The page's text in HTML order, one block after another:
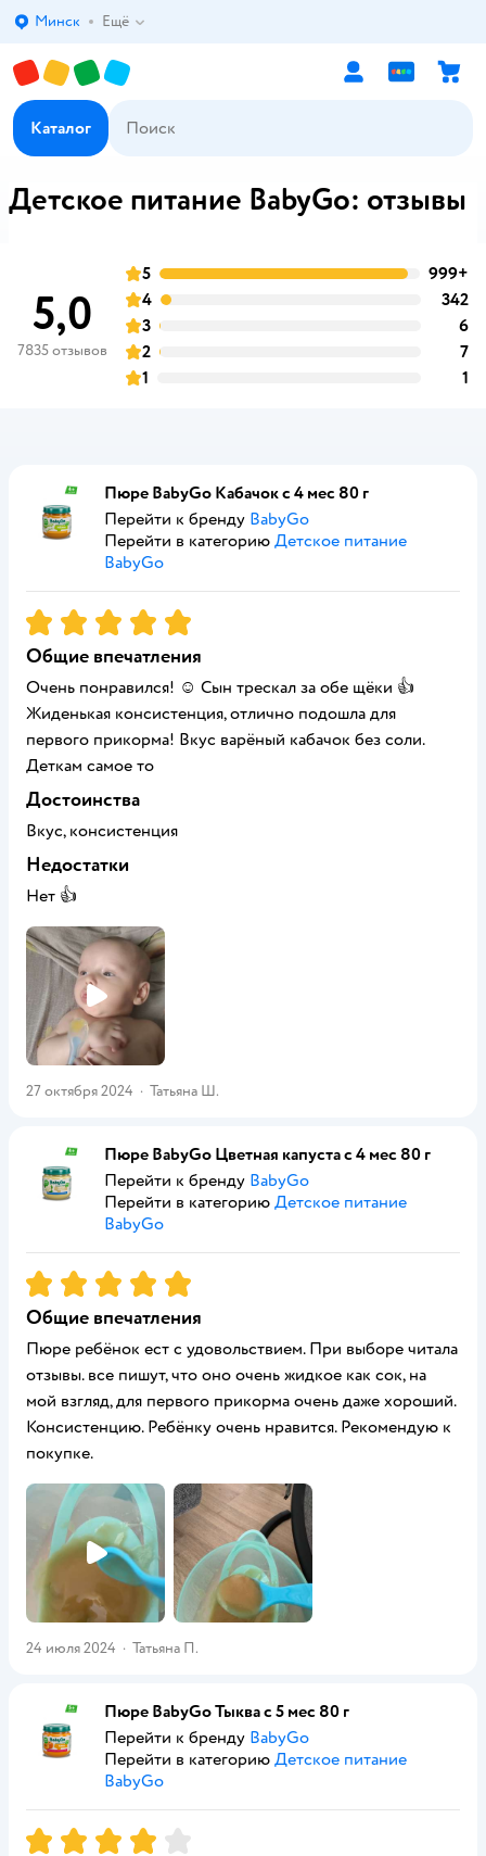
Выбор адреса доставки.
Минск Ещё
Каталог
Детское питание BabyGo: отзывы
5,0
7835 отзывов
оценка
5 999+
оценка
4 342
оценка
3 6
оценка
2 7
оценка
1 1
Пюре BabyGo Кабачок с 4 мес 80 г
Перейти к бренду BabyGo
Перейти в категорию Детское питание
BabyGo
Рейтинг:5
Общие впечатления
Очень понравился! ☺️ Сын трескал за обе щёки 👍
Жиденькая консистенция, отлично подошла для
первого прикорма! Вкус варёный кабачок без соли.
Деткам самое то
Достоинства
Вкус, консистенция
Недостатки
Нет 👍
27 октября 2024 · Татьяна Ш.
Пюре BabyGo Цветная капуста с 4 мес 80 г
Перейти к бренду BabyGo
Перейти в категорию Детское питание
BabyGo
Рейтинг:5
Общие впечатления
Пюре ребёнок ест с удовольствием. При выборе читала
отзывы. все пишут, что оно очень жидкое как сок, на
мой взгляд, для первого прикорма очень даже хороший.
Консистенцию. Ребёнку очень нравится. Рекомендую к
покупке.
24 июля 2024 · Татьяна П.
Пюре BabyGo Тыква с 5 мес 80 г
Перейти к бренду BabyGo
Перейти в категорию Детское питание
BabyGo
Рейтинг:4